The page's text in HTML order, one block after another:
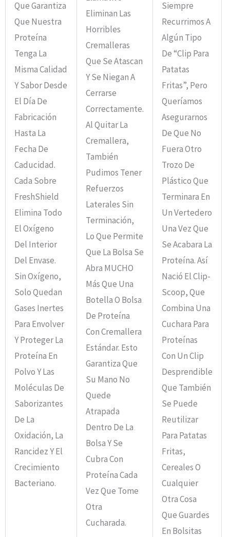
Que Garantiza
Que Nuestra
Proteína
Tenga La
Misma Calidad
Y Sabor Desde
El Día De
Fabricación
Hasta La
Fecha De
Caducidad.
Cada Sobre
FreshShield
Elimina Todo
El Oxígeno
Del Interior
Del Envase.
Sin Oxígeno,
Solo Quedan
Gases Inertes
Para Envolver
Y Proteger La
Proteína En
Polvo Y Las
Moléculas De
Saborizantes
De La
Oxidación, La
Rancidez Y El
Crecimiento
Bacteriano.
Eliminan Las
Horribles
Cremalleras
Que Se Atascan
Y Se Niegan A
Cerrarse
Correctamente.
Al Quitar La
Cremallera,
También
Pudimos Tener
Refuerzos
Laterales Sin
Terminación,
Lo Que Permite
Que La Bolsa Se
Abra MUCHO
Más Que Una
Botella O Bolsa
De Proteína
Con Cremallera
Estándar. Esto
Garantiza Que
Su Mano No
Quede
Atrapada
Dentro De La
Bolsa Y Se
Cubra Con
Proteína Cada
Vez Que Tome
Otra
Cucharada.
Siempre
Recurrimos A
Algún Tipo
De “clip Para
Patatas
Fritas”, Pero
Queríamos
Asegurarnos
De Que No
Fuera Otro
Trozo De
Plástico Que
Terminara En
Un Vertedero
Una Vez Que
Se Acabara La
Proteína. Así
Nació El Clip-
Scoop, Que
Combina Una
Cuchara Para
Proteínas
Con Un Clip
Desprendible
Que También
Se Puede
Reutilizar
Para Patatas
Fritas,
Cereales O
Cualquier
Otra Cosa
Que Guardes
En Bolsitas